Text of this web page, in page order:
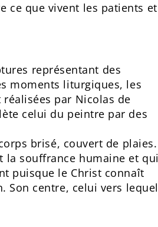
ce que vivent les patients et
représentant des
moments liturgiques, les
par Nicolas de
celui du peintre par des
brisé, couvert de plaies.
la souffrance humaine et qui
puisque le Christ connaît
Son centre, celui vers lequel